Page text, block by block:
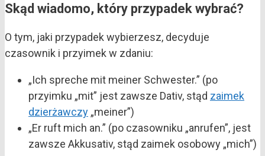
Skąd wiadomo, który przypadek wybrać?
O tym, jaki przypadek wybierzesz, decyduje
czasownik i przyimek w zdaniu:
„Ich spreche mit meiner Schwester.” (po
przyimku „mit” jest zawsze Dativ, stąd zaimek
dzierżawczy „meiner”)
„Er ruft mich an.” (po czasowniku „anrufen”, jest
zawsze Akkusativ, stąd zaimek osobowy „mich”)